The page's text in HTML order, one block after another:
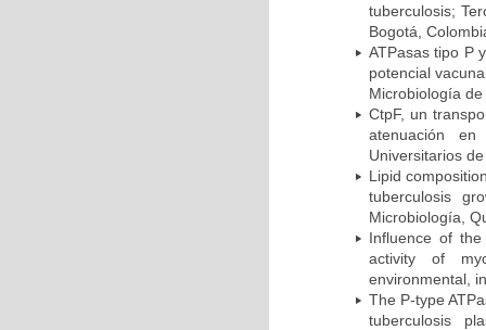
tuberculosis;
Bogotá,
ATPasas tipo P
potencial
Microbiología
CtpF, un
atenuación
Universitarios
Lipid
tuberculosis
Microbiología,
Influence of the
activity of
environmental,
The P-type
tuberculosis